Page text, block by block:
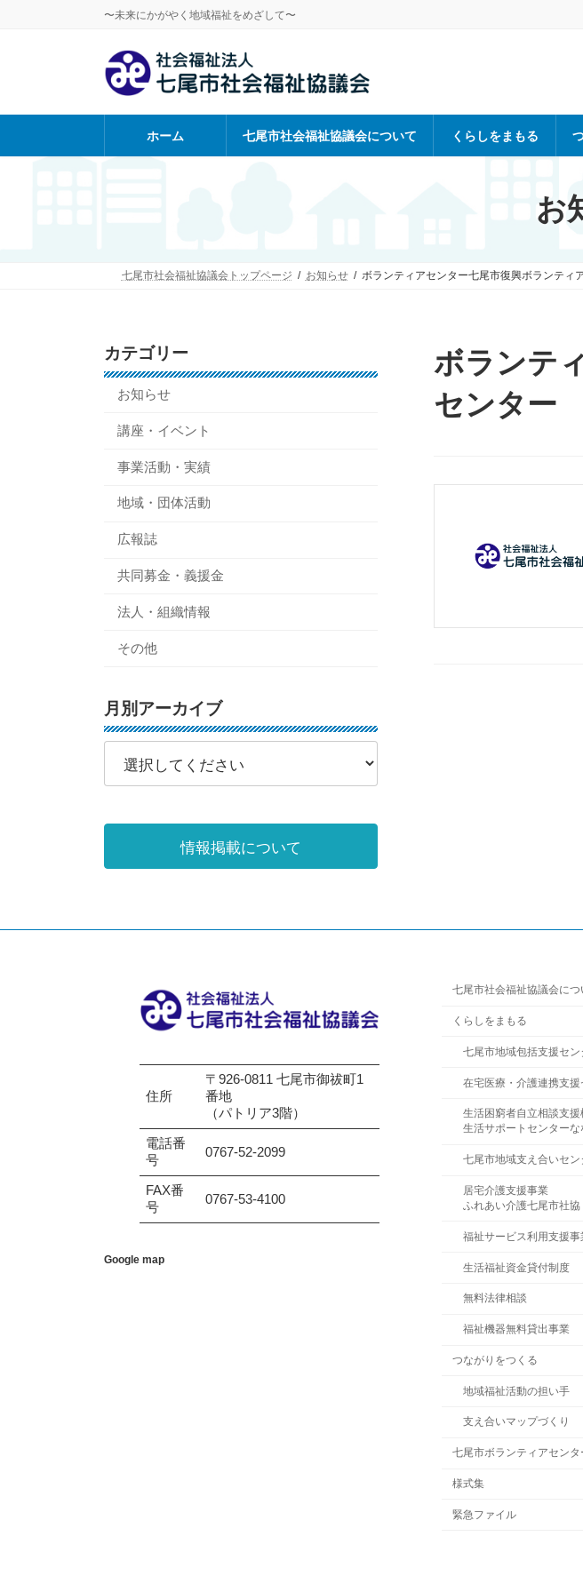
へ
キ
ョ
に
〜未来にかがやく地域福祉をめざして〜
ホーム 七尾市社会福祉協議会について くらしをまもる
お
七尾市社会福祉協議会トップページ お知らせ ボランティアセンター七尾市復興ボランティ
ボランテ
センター
カテゴリー
お知らせ
講座・イベント
事業活動・実績
地域・団体活動
広報誌
共同募金・義援金
法人・組織情報
その他
月別アーカイブ
情報掲載について
住所
〒926-0811 七尾市御祓町1
番地
（パトリア3階）
電話番
号
0767-52-2099
FAX番
号
0767-53-4100
Google map
七尾市社会福祉協議会につ
くらしをまもる
七尾市地域包括支援セン
在宅医療・介護連携支援
生活困窮者自立相談支援
生活サポートセンターな
七尾市地域支え合いセン
居宅介護支援事業
ふれあい介護七尾市社協
福祉サービス利用支援事
生活福祉資金貸付制度
無料法律相談
福祉機器無料貸出事業
つながりをつくる
地域福祉活動の担い手
支え合いマップづくり
七尾市ボランティアセンタ
様式集
緊急ファイル